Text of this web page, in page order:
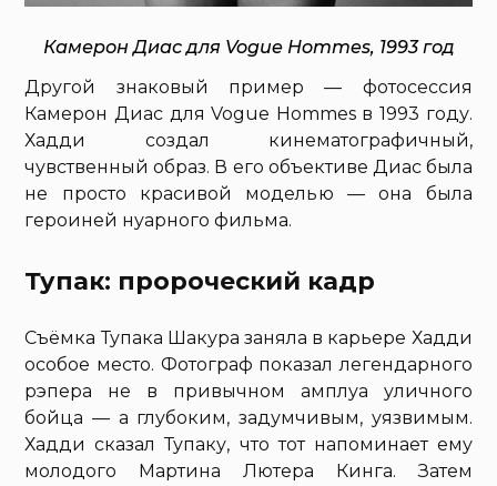
Камерон Диас для Vogue Hommes, 1993 год
Другой знаковый пример — фотосессия
Камерон Диас для Vogue Hommes в 1993 году.
Хадди создал кинематографичный,
чувственный образ. В его объективе Диас была
не просто красивой моделью — она была
героиней нуарного фильма.
Тупак: пророческий кадр
Съёмка Тупака Шакура заняла в карьере Хадди
особое место. Фотограф показал легендарного
рэпера не в привычном амплуа уличного
бойца — а глубоким, задумчивым, уязвимым.
Хадди сказал Тупаку, что тот напоминает ему
молодого Мартина Лютера Кинга. Затем